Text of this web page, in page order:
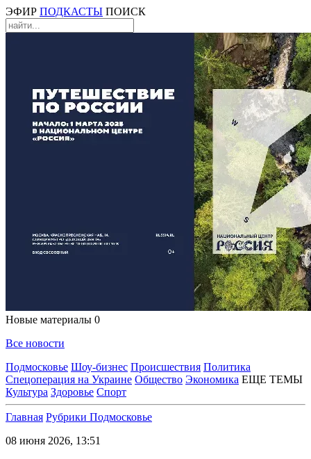
ЭФИР ПОДКАСТЫ ПОИСК
Новые материалы 0
Все новости
Подмосковье Шоу-бизнес Происшествия Политика
Спецоперация на Украине Общество Экономика ЕЩЕ ТЕМЫ
Культура Здоровье Спорт
Главная Рубрики Подмосковье
08 июня 2026, 13:51